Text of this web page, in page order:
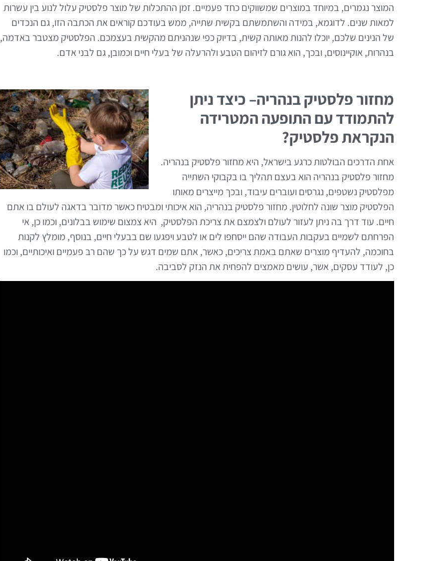
המוצר נגמרים, במיוחד במוצרים שמשווקים כחד פעמיים. זמן ההתכלות של מוצר פלסטיק עלול לנוע בין עשרות
למאות שנים. לדוגמא, במידה והשתמשתם בקשית שתייה, ממש בעודכם קוראים את הכתבה הזו, גם הנכדים
של הנינים שלכם, יוכלו להנות מאותה קשית, בדיוק כפי שנהניתם מהקשית בעצמכם. הפלסטיק מצטבר באדמה,
בנהרות, אוקיינוסים, ובכך, הוא גורם לזיהום הטבע ולהרעלה של בעלי חיים וכמובן, גם לבני אדם.
מחזור פלסטיק בנהריה– כיצד ניתן
להתמודד עם התופעה המטרידה
הנקראת פלסטיק?
אחת הדרכים הבולטות כרגע בישראל, היא מחזור פלסטיק בנהריה.
מחזור פלסטיק בנהריה הוא בעצם תהליך בו בקבוקי השתייה
מפלסטיק נשטפים, נגרסים ועוברים עיבוד, ובכך מייצרים מאותו
הפלסטיק מוצר שונה לחלוטין. מחזור פלסטיק בנהריה, הוא איכותי ומבטיח כאשר מדובר בדאגה לעולם בו אתם
חיים. עוד דרך בה ניתן לעזור לעולם ולצמצם את צריכת הפלסטיק, היא צמצום שימוש בבלונים, וכמו כן, אי
הפרחתם לשמיים בעקבות העבודה שהם ייסחפו לים או לטבע ויפגעו שם בבעלי חיים, בנוסף, מומלץ לקנות
בחוכמה, להעדיף מוצרים שאתם באמת צריכים, כאשר, אתם שמים דגש על כך שהם רב פעמיים ואיכותיים, וכמו
כן, לעודד עסקים, אשר, עושים מאמצים להפחית את הנזק לסביבה.